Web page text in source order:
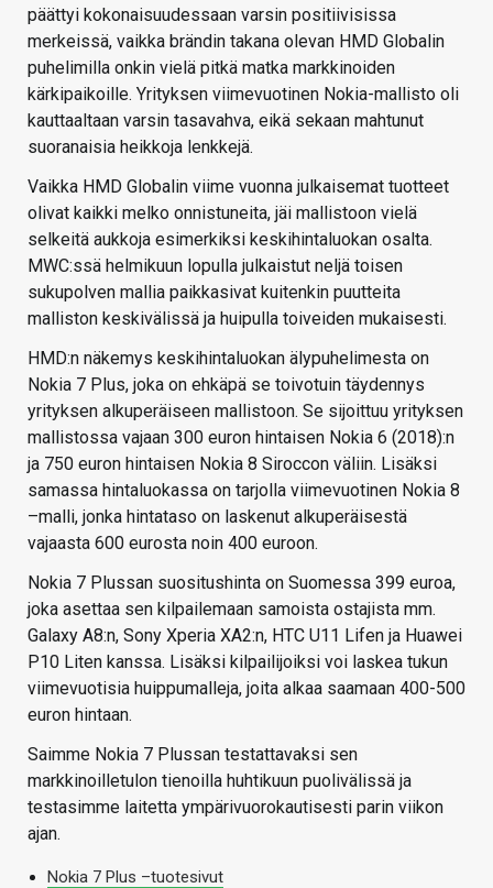
päättyi kokonaisuudessaan varsin positiivisissa
merkeissä, vaikka brändin takana olevan HMD Globalin
puhelimilla onkin vielä pitkä matka markkinoiden
kärkipaikoille. Yrityksen viimevuotinen Nokia-mallisto oli
kauttaaltaan varsin tasavahva, eikä sekaan mahtunut
suoranaisia heikkoja lenkkejä.
Vaikka HMD Globalin viime vuonna julkaisemat tuotteet
olivat kaikki melko onnistuneita, jäi mallistoon vielä
selkeitä aukkoja esimerkiksi keskihintaluokan osalta.
MWC:ssä helmikuun lopulla julkaistut neljä toisen
sukupolven mallia paikkasivat kuitenkin puutteita
malliston keskivälissä ja huipulla toiveiden mukaisesti.
HMD:n näkemys keskihintaluokan älypuhelimesta on
Nokia 7 Plus, joka on ehkäpä se toivotuin täydennys
yrityksen alkuperäiseen mallistoon. Se sijoittuu yrityksen
mallistossa vajaan 300 euron hintaisen Nokia 6 (2018):n
ja 750 euron hintaisen Nokia 8 Siroccon väliin. Lisäksi
samassa hintaluokassa on tarjolla viimevuotinen Nokia 8
–malli, jonka hintataso on laskenut alkuperäisestä
vajaasta 600 eurosta noin 400 euroon.
Nokia 7 Plussan suositushinta on Suomessa 399 euroa,
joka asettaa sen kilpailemaan samoista ostajista mm.
Galaxy A8:n, Sony Xperia XA2:n, HTC U11 Lifen ja Huawei
P10 Liten kanssa. Lisäksi kilpailijoiksi voi laskea tukun
viimevuotisia huippumalleja, joita alkaa saamaan 400-500
euron hintaan.
Saimme Nokia 7 Plussan testattavaksi sen
markkinoilletulon tienoilla huhtikuun puolivälissä ja
testasimme laitetta ympärivuorokautisesti parin viikon
ajan.
Nokia 7 Plus –tuotesivut